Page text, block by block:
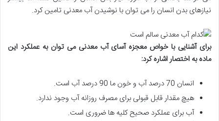
نیازهای بدن انسان را می توان با نوشیدن آب معدنی تامین کرد.
برای آشنایی با خواص معجزه آسای آب معدنی می توان به عملکرد این
ماده به اختصار اشاره کرد:
انسان 70 درصد آب و خون ما 90 درصد آب است.
هیچ مقدار قابل قبولی برای مصرف روزانه آب وجود ندارد.
آب برای عملکرد صحیح کلیه ها ضروری است.